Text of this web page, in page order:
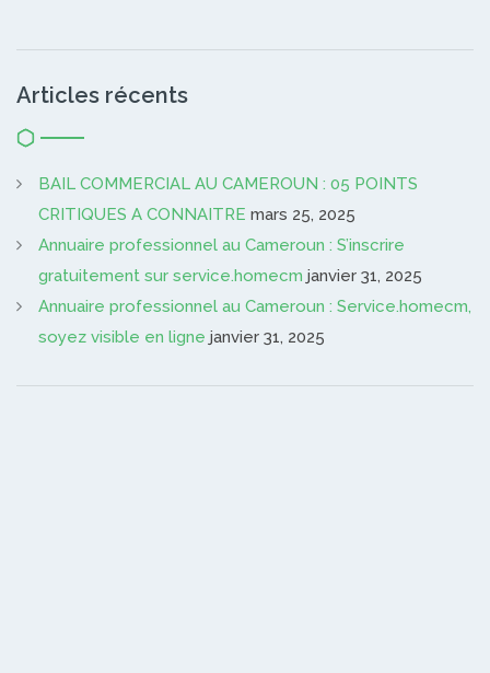
Articles récents
BAIL COMMERCIAL AU CAMEROUN : 05 POINTS
CRITIQUES A CONNAITRE mars 25, 2025
Annuaire professionnel au Cameroun : S’inscrire
gratuitement sur service.homecm janvier 31, 2025
Annuaire professionnel au Cameroun : Service.homecm,
soyez visible en ligne janvier 31, 2025